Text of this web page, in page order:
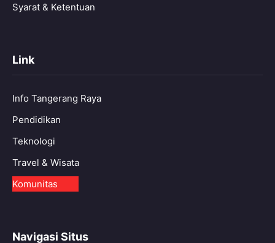
Syarat & Ketentuan
Link
Info Tangerang Raya
Pendidikan
Teknologi
Travel & Wisata
Komunitas
Navigasi Situs